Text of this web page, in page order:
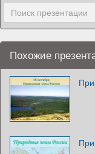
Похожие